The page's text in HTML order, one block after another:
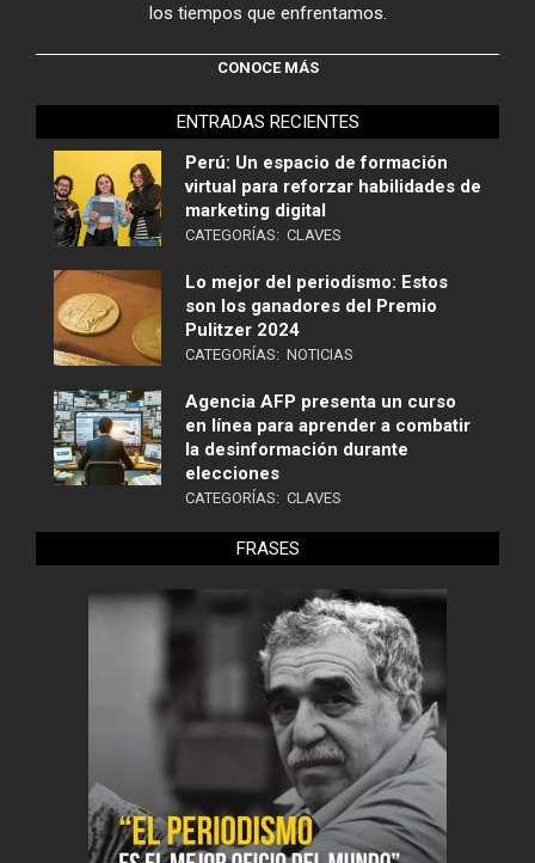
los tiempos que enfrentamos.
CONOCE MÁS
ENTRADAS RECIENTES
Perú: Un espacio de formación
virtual para reforzar habilidades de
marketing digital
CATEGORÍAS: CLAVES
Lo mejor del periodismo: Estos
son los ganadores del Premio
Pulitzer 2024
CATEGORÍAS: NOTICIAS
Agencia AFP presenta un curso
en línea para aprender a combatir
la desinformación durante
elecciones
CATEGORÍAS: CLAVES
FRASES